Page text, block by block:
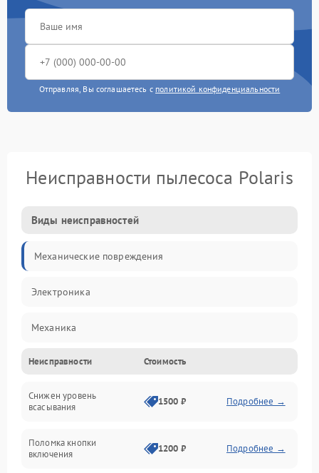
Отправляя, Вы соглашаетесь с политикой конфиденциальности
Неисправности пылесоса Polaris
Виды неисправностей
Механические повреждения
Электроника
Механика
Электропитание
Всасывание
Неисправности Стоимость
Снижен уровень
всасывания
1500 ₽ Подробнее →
Поломка кнопки
включения
1200 ₽ Подробнее →